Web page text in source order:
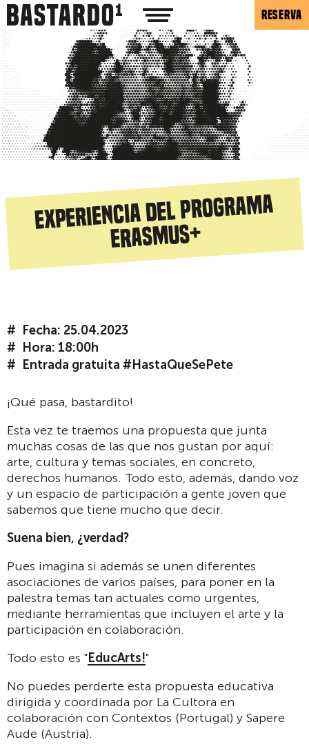
RESERVA
Experiencia del programa
Erasmus+
Fecha: 25.04.2023
Hora: 18:00h
Entrada gratuita #HastaQueSePete
¡Qué pasa, bastardito!
Esta vez te traemos una propuesta que junta
muchas cosas de las que nos gustan por aquí:
arte, cultura y temas sociales, en concreto,
derechos humanos. Todo esto, además, dando voz
y un espacio de participación a gente joven que
sabemos que tiene mucho que decir.
Suena bien, ¿verdad?
Pues imagina si además se unen diferentes
asociaciones de varios países, para poner en la
palestra temas tan actuales como urgentes,
mediante herramientas que incluyen el arte y la
participación en colaboración.
Todo esto es " EducArts!"
No puedes perderte esta propuesta educativa
dirigida y coordinada por La Cultora en
colaboración con Contextos (Portugal) y Sapere
Aude (Austria).